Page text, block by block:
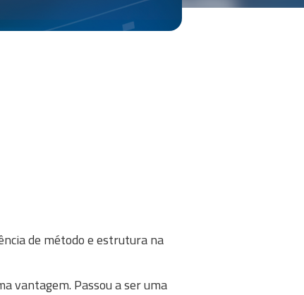
de método e estrutura na
vantagem. Passou a ser uma